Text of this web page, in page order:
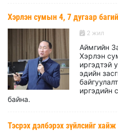
Хэрлэн сумын 4, 7 дугаар
2 жил
Аймгийн
Хэрлэн
иргэдтэй
эдийн
иргэдийн
байна.
Тэсрэх дэлбэрэх зүйлсийг